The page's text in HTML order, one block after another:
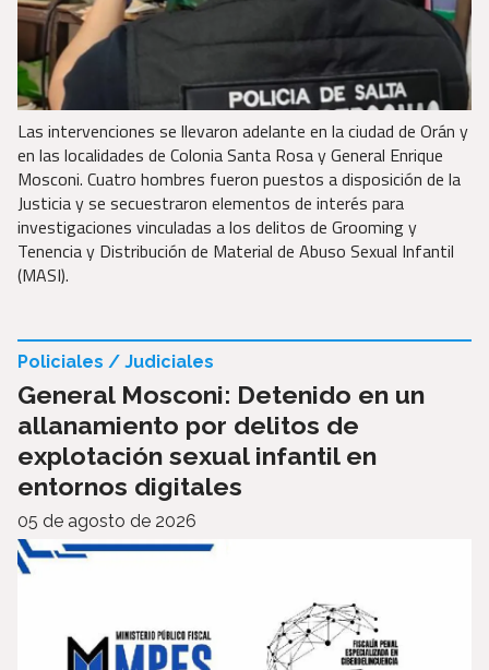
Las intervenciones se llevaron adelante en la ciudad de Orán y
en las localidades de Colonia Santa Rosa y General Enrique
Mosconi. Cuatro hombres fueron puestos a disposición de la
Justicia y se secuestraron elementos de interés para
investigaciones vinculadas a los delitos de Grooming y
Tenencia y Distribución de Material de Abuso Sexual Infantil
(MASI).
General Mosconi: Detenido en un
allanamiento por delitos de
explotación sexual infantil en
entornos digitales
Policiales / Judiciales
05 de agosto de 2026